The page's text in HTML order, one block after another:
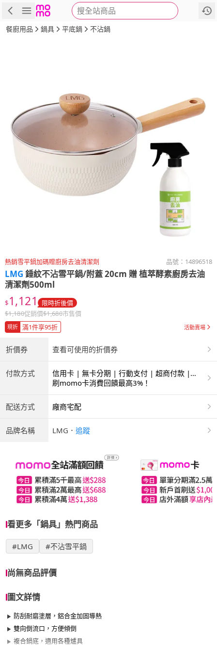
搜全站商品
商品 評價 詳情
餐廚用品 鍋具 平底鍋 不沾鍋
熱銷雪平鍋加碼贈廚房去油清潔劑 品號： 14896518
LMG 錘紋不沾雪平鍋/附蓋 20cm 贈 植萃酵素廚房去油
清潔劑500ml
$1,121 限時折後價
$1,180促銷價$1,680市售價
現折 滿1件享95折 活動賣場
折價券 查看可使用的折價券
付款方式
信用卡 | 無卡分期 | 行動支付 | 超商付款 |
ATM | 銀聯卡
刷momo卡消費回饋最高3%！
配送方式 廠商宅配
品牌名稱 LMG ． 追蹤
看更多「鍋具」熱門商品
#LMG #不沾雪平鍋
尚無商品評價
圖文詳情
防刮耐磨塗層，鋁合金加固導熱
雙向倒流口，方便傾倒
複合鍋底，適用各種爐具